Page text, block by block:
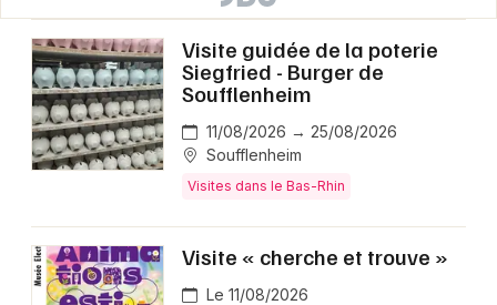
Visite guidée de la poterie
Siegfried - Burger de
Soufflenheim
11/08/2026 → 25/08/2026
Soufflenheim
Visites dans le Bas-Rhin
Visite « cherche et trouve »
Le 11/08/2026